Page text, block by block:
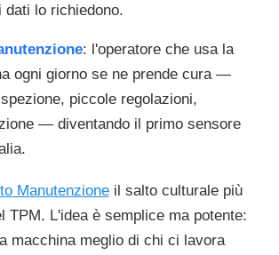
dati lo richiedono.
: l'operatore che usa la
ogni giorno se ne prende cura —
piccole regolazioni,
— diventando il primo sensore
Manutenzioneil salto culturale più
TPM. L'idea è semplice ma potente:
macchina meglio di chi ci lavora